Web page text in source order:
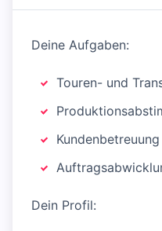
Deine Aufgaben:
Touren- und
Kundenbetreuung
Dein Profil: